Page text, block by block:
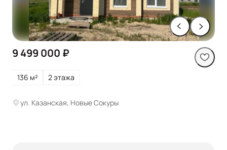
9 499 000 ₽
136 м² 2 этажа
ул. Казанская, Новые Сокуры